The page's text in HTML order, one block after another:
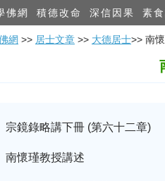
佛網 積德改命 深信因果 素
網 >> 居士文章 >> 大德居士>> 南
宗鏡錄略講下冊 (第六十二章)
南懷瑾教授講述